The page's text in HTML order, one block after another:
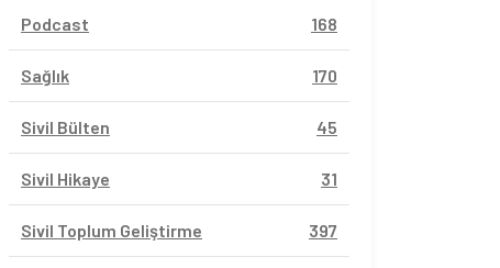
Podcast 168
Sağlık 170
Sivil Bülten 45
Sivil Hikaye 31
Sivil Toplum Geliştirme 397